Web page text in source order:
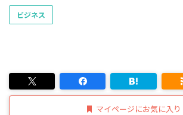
ビジネス
マイページにお気に入り